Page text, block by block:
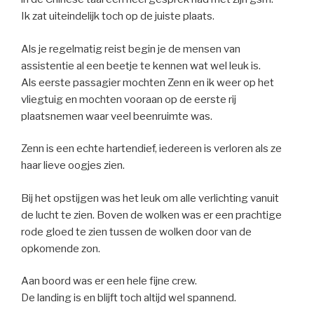
Ik zat uiteindelijk toch op de juiste plaats.
Als je regelmatig reist begin je de mensen van
assistentie al een beetje te kennen wat wel leuk is.
Als eerste passagier mochten Zenn en ik weer op het
vliegtuig en mochten vooraan op de eerste rij
plaatsnemen waar veel beenruimte was.
Zenn is een echte hartendief, iedereen is verloren als ze
haar lieve oogjes zien.
Bij het opstijgen was het leuk om alle verlichting vanuit
de lucht te zien. Boven de wolken was er een prachtige
rode gloed te zien tussen de wolken door van de
opkomende zon.
Aan boord was er een hele fijne crew.
De landing is en blijft toch altijd wel spannend.